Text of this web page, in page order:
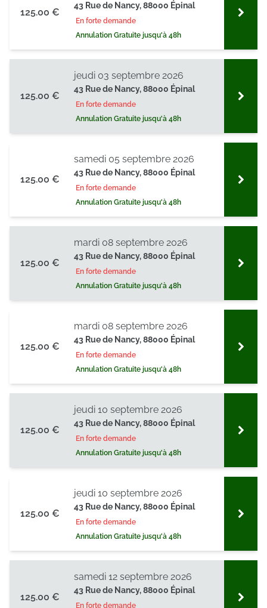
125.00 €
43 Rue de Nancy, 88000 Épinal
En forte demande
Annulation Gratuite jusqu'à 48h
125.00 €
43 Rue de Nancy, 88000 Épinal
En forte demande
Annulation Gratuite jusqu'à 48h
jeudi 03 septembre 2026
125.00 €
43 Rue de Nancy, 88000 Épinal
En forte demande
Annulation Gratuite jusqu'à 48h
samedi 05 septembre 2026
125.00 €
43 Rue de Nancy, 88000 Épinal
En forte demande
Annulation Gratuite jusqu'à 48h
mardi 08 septembre 2026
125.00 €
43 Rue de Nancy, 88000 Épinal
En forte demande
Annulation Gratuite jusqu'à 48h
mardi 08 septembre 2026
125.00 €
43 Rue de Nancy, 88000 Épinal
En forte demande
Annulation Gratuite jusqu'à 48h
jeudi 10 septembre 2026
125.00 €
43 Rue de Nancy, 88000 Épinal
En forte demande
Annulation Gratuite jusqu'à 48h
jeudi 10 septembre 2026
125.00 €
43 Rue de Nancy, 88000 Épinal
En forte demande
samedi 12 septembre 2026